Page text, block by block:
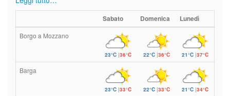
Sabato Domenica Lunedì
Borgo a Mozzano
23°C|36°C 22°C|36°C 21°C |37°C
Barga
23°C|33°C 22°C|33°C 21°C |34°C